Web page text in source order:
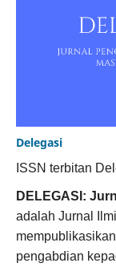
Delegasi
ISSN terbitan
DELEGASI:
adalah Jurnal
pengabdian